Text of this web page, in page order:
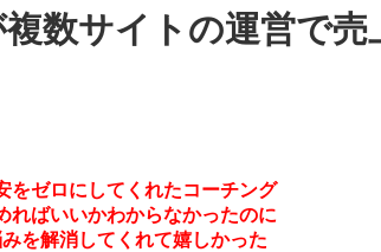
数サイトの運営で売
をゼロにしてくれたコーチング
ればいいかわからなかったのに
を解消してくれて嬉しかった